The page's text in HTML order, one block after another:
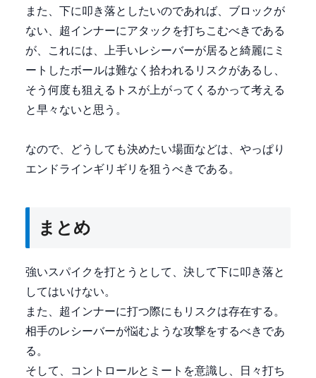
また、下に叩き落としたいのであれば、ブロックが
ない、超インナーにアタックを打ちこむべきである
が、これには、上手いレシーバーが居ると綺麗にミ
ートしたボールは難なく拾われるリスクがあるし、
そう何度も狙えるトスが上がってくるかって考える
と早々ないと思う。
なので、どうしても決めたい場面などは、やっぱり
エンドラインギリギリを狙うべきである。
まとめ
強いスパイクを打とうとして、決して下に叩き落と
してはいけない。
また、超インナーに打つ際にもリスクは存在する。
相手のレシーバーが悩むような攻撃をするべきであ
る。
そして、コントロールとミートを意識し、日々打ち